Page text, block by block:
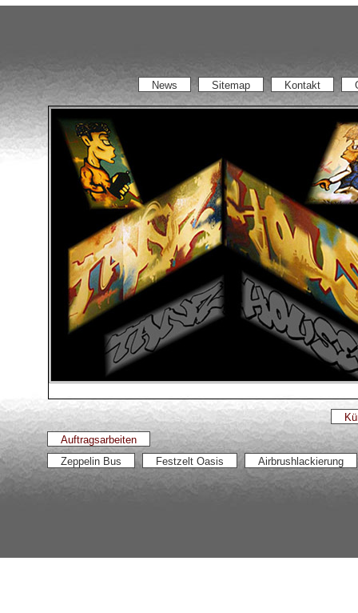
News Sitemap Kontakt
Auftragsarbeiten
Zeppelin Bus
Festzelt Oasis Airbrushlackierung